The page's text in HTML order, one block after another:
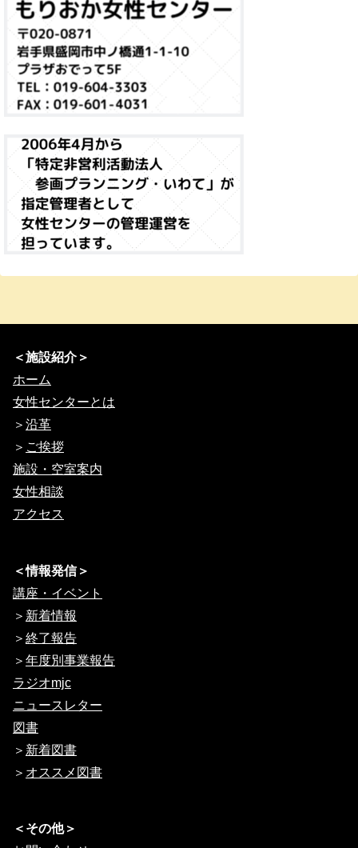
＜施設紹介＞
ホーム
女性センターとは
＞ 沿革
＞ ご挨拶
施設・空室案内
女性相談
アクセス
＜情報発信＞
講座・イベント
＞ 新着情報
＞ 終了報告
＞ 年度別事業報告
ラジオmjc
ニュースレター
図書
＞ 新着図書
＞ オススメ図書
＜その他＞